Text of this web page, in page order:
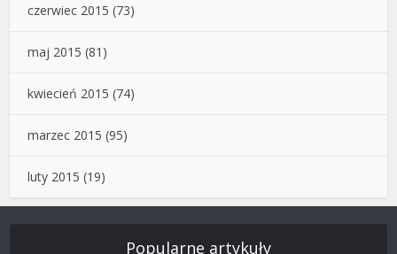
czerwiec 2015 (73)
maj 2015 (81)
kwiecień 2015 (74)
marzec 2015 (95)
luty 2015 (19)
Popularne artykuły